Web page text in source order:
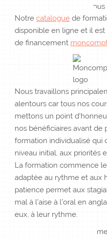
Notre catalogue de
disponible en ligne et il
de financement
Nous travaillons
alentours car tous nos
mettons un point
nos bénéficiaires avant de
formation individualisé qui
niveau initial, aux priorités
La formation commence
adaptée au rythme et aux
patience permet aux
mal à l’aise à l’oral en
eux, à leur rythme.